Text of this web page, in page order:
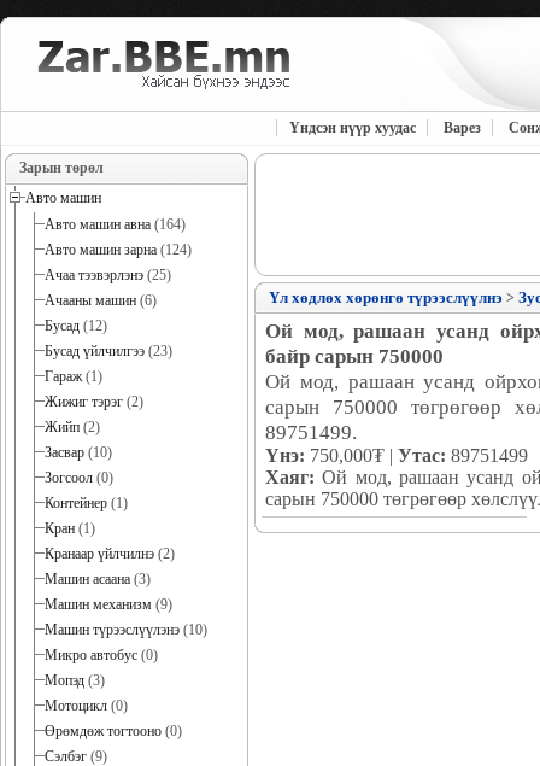
Үндсэн нүүр хуудас Варез
Зарын төрөл
Авто машин
Авто машин авна (164)
Авто машин зарна (124)
Ачаа тээвэрлэнэ (25)
Ачааны машин (6)
Бусад (12)
Бусад үйлчилгээ (23)
Гараж(1)
Жижиг тэрэг (2)
Жийп (2)
Засвар (10)
Зогсоол (0)
Контейнер (1)
Кран (1)
Кранаар үйлчилнэ (2)
Машин асаана (3)
Машин механизм (9)
Машин түрээслүүлэнэ (10)
Микро автобус (0)
Мопэд (3)
Мотоцикл (0)
Өрөмдөж тогтооно (0)
Сэлбэг (9)
Үл хөдлөх хөрөнгө түрээслүүлнэ >
Ой мод, рашаан усанд
байр сарын 750000
Ой мод, рашаан усанд
сарын 750000 төгрөгөөр
89751499.
Үнэ: 750,000₮ | Утас: 89751499
Хаяг: Ой мод, рашаан усанд
сарын 750000 төгрөгөөр